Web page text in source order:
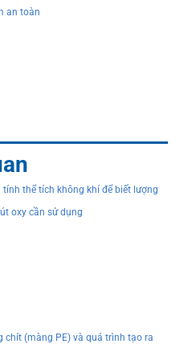
an toàn
tính thể tích không khí để biết lượng
oxy cần sử dụng
chít (màng PE) và quá trình tạo ra